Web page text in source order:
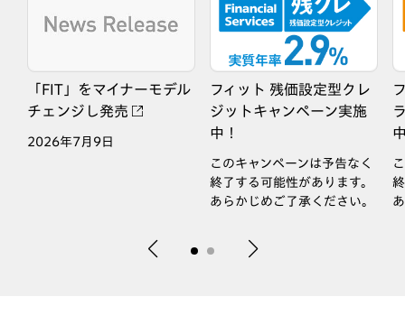
「 FIT 」をマイナーモデル
チェンジし発売
2026年7月9日
フィット 残価設定型クレ
ジットキャンペーン実施
中！
このキャンペーンは予告なく
終了する可能性があります。
あらかじめご了承ください。